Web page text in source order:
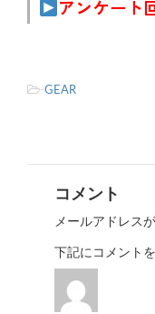
アンケート
-GEAR
コメント
メールアドレス
下記にコメント